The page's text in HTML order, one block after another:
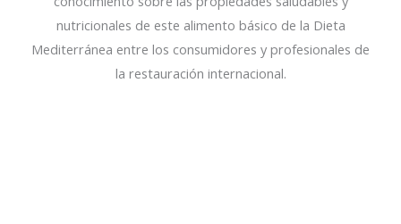
nutricionales de este alimento básico de la Dieta
Mediterránea entre los consumidores y profesionales de
la restauración internacional.